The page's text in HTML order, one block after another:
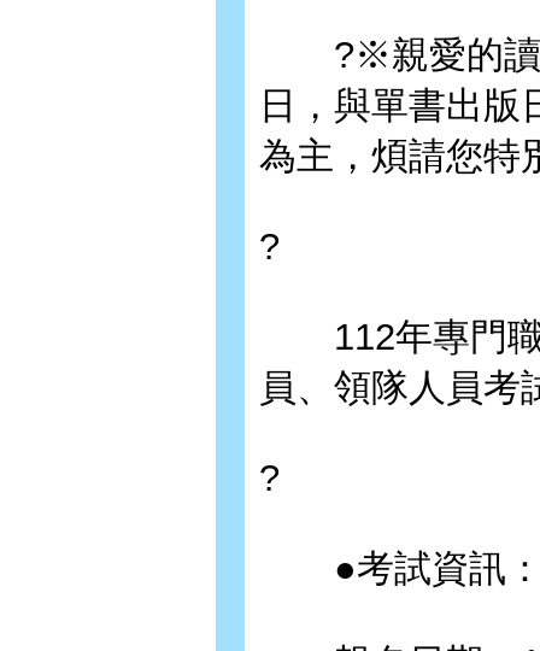
?※親愛的讀
日，與單書出
為主，煩請您特
?
112年專門職
員、領隊人員考
?
●考試資訊